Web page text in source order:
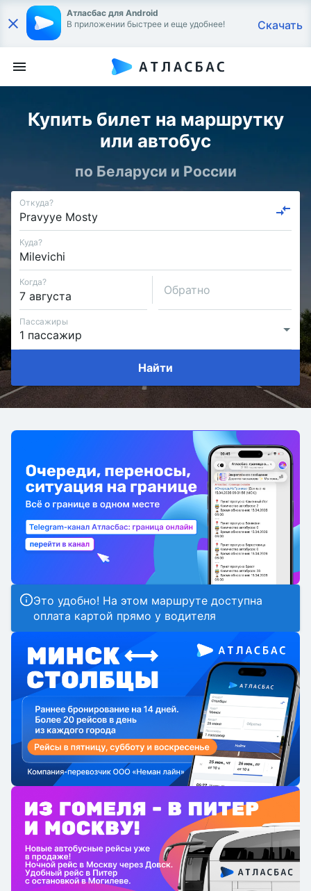
Атласбас для Android
В приложении быстрее и еще удобнее!
Скачать
Купить билет на маршрутку
или автобус
по Беларуси и России
Откуда?
Куда?
Когда?
Обратно
Пассажиры
Найти
Это удобно! На этом маршруте доступна
оплата картой прямо у водителя